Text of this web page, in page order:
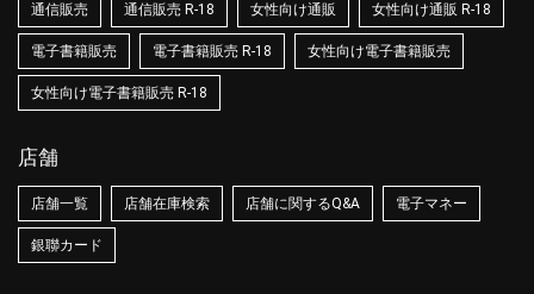
通信販売 通信販売 R-18 女性向け通販 女性向け通販 R-18
電子書籍販売 電子書籍販売 R-18 女性向け電子書籍販売
女性向け電子書籍販売 R-18
店舗
店舗一覧 店舗在庫検索 店舗に関するQ&A 電子マネー
銀聯カード